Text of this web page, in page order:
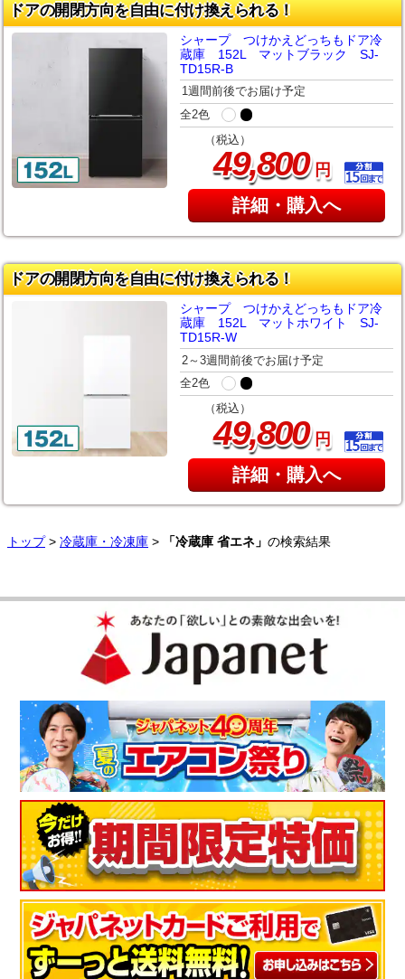
ドアの開閉方向を自由に付け換えられる！
シャープ つけかえどっちもドア冷
蔵庫 152L マットブラック SJ-
TD15R-B
1週間前後でお届け予定
全2色
（税込）
49,800円
詳細・購入へ
ドアの開閉方向を自由に付け換えられる！
シャープ つけかえどっちもドア冷
蔵庫 152L マットホワイト SJ-
TD15R-W
2～3週間前後でお届け予定
全2色
（税込）
49,800円
詳細・購入へ
トップ> 冷蔵庫・冷凍庫 > 「冷蔵庫 省エネ」 の検索結果